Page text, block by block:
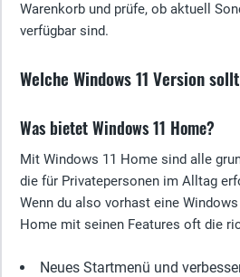
Warenkorb und prüfe, ob aktuell
verfügbar sind.
Welche Windows 11 Version
Was bietet Windows 11 Home?
Mit Windows 11 Home sind alle
die für Privatepersonen im Alltag
Wenn du also vorhast eine
Home mit seinen Features oft die
Neues Startmenü und